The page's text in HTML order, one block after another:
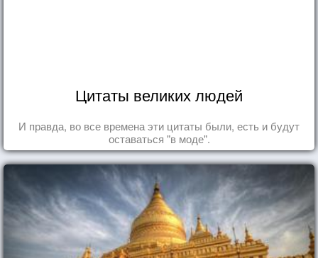
Цитаты великих людей
И правда, во все времена эти цитаты были, есть и будут
оставаться "в моде".